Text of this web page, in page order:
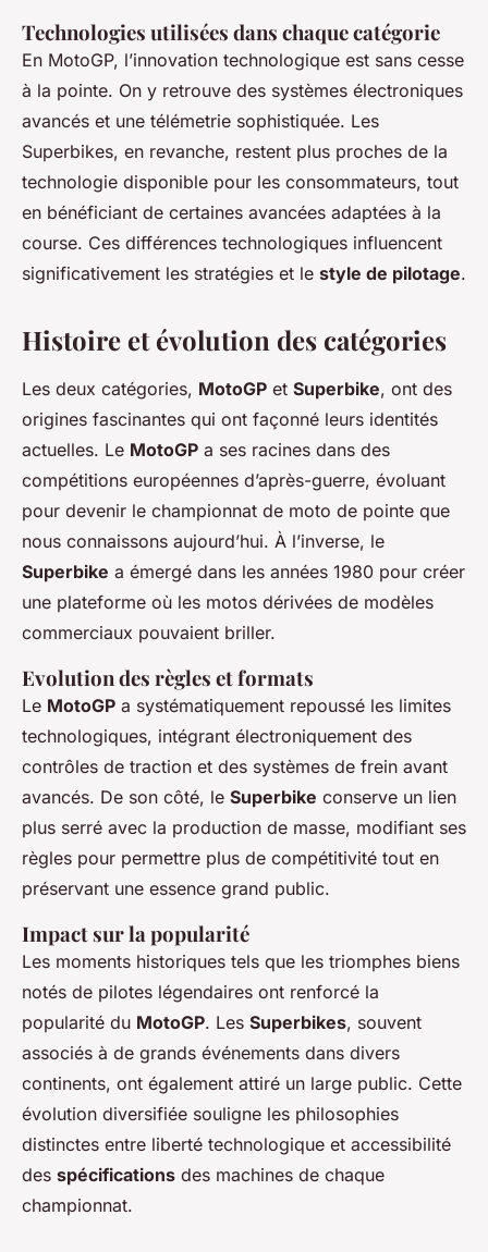
Technologies utilisées dans chaque catégorie
En MotoGP, l’innovation technologique est sans cesse
à la pointe. On y retrouve des systèmes électroniques
avancés et une télémetrie sophistiquée. Les
Superbikes, en revanche, restent plus proches de la
technologie disponible pour les consommateurs, tout
en bénéficiant de certaines avancées adaptées à la
course. Ces différences technologiques influencent
significativement les stratégies et le style de pilotage.
Histoire et évolution des catégories
Les deux catégories, MotoGP et Superbike, ont des
origines fascinantes qui ont façonné leurs identités
actuelles. Le MotoGP a ses racines dans des
compétitions européennes d’après-guerre, évoluant
pour devenir le championnat de moto de pointe que
nous connaissons aujourd’hui. À l’inverse, le
Superbike a émergé dans les années 1980 pour créer
une plateforme où les motos dérivées de modèles
commerciaux pouvaient briller.
Evolution des règles et formats
Le MotoGP a systématiquement repoussé les limites
technologiques, intégrant électroniquement des
contrôles de traction et des systèmes de frein avant
avancés. De son côté, le Superbike conserve un lien
plus serré avec la production de masse, modifiant ses
règles pour permettre plus de compétitivité tout en
préservant une essence grand public.
Impact sur la popularité
Les moments historiques tels que les triomphes biens
notés de pilotes légendaires ont renforcé la
popularité du MotoGP. Les Superbikes, souvent
associés à de grands événements dans divers
continents, ont également attiré un large public. Cette
évolution diversifiée souligne les philosophies
distinctes entre liberté technologique et accessibilité
des spécifications des machines de chaque
championnat.